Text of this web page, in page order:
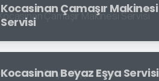
Kocasinan Çamaşır Makinesi
Servisi
Kocasinan Beyaz Eşya Servisi